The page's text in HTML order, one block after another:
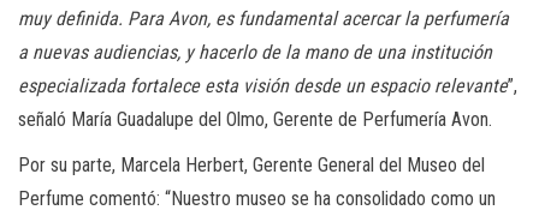
muy definida. Para Avon, es fundamental acercar la perfumería
a nuevas audiencias, y hacerlo de la mano de una institución
especializada fortalece esta visión desde un espacio relevante”,
señaló María Guadalupe del Olmo, Gerente de Perfumería Avon.
Por su parte, Marcela Herbert, Gerente General del Museo del
Perfume comentó: “Nuestro museo se ha consolidado como un